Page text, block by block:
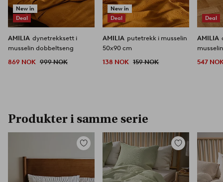
New in
Deal
AMILIA dynetrekksett i
musselin dobbeltseng
869 NOK 999 NOK
New in
Deal
AMILIA putetrekk i musselin
50x90 cm
138 NOK 159 NOK
Deal
AMILIA
547
Produkter i samme serie
Legg
favoritter
Legg
til
favoritter